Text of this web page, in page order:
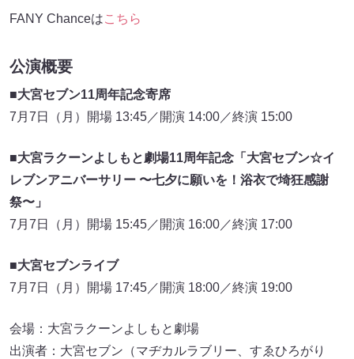
FANY Chanceはこちら
公演概要
■大宮セブン11周年記念寄席
7月7日（月）開場 13:45／開演 14:00／終演 15:00
■大宮ラクーンよしもと劇場11周年記念「大宮セブン☆イ
レブンアニバーサリー 〜七夕に願いを！浴衣で埼狂感謝
祭〜」
7月7日（月）開場 15:45／開演 16:00／終演 17:00
■大宮セブンライブ
7月7日（月）開場 17:45／開演 18:00／終演 19:00
会場：大宮ラクーンよしもと劇場
出演者：大宮セブン（マヂカルラブリー、すゑひろがり